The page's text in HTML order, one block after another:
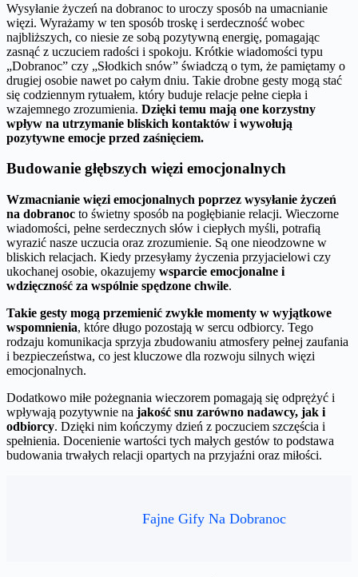
Wysyłanie życzeń na dobranoc to uroczy sposób na umacnianie
więzi. Wyrażamy w ten sposób troskę i serdeczność wobec
najbliższych, co niesie ze sobą pozytywną energię, pomagając
zasnąć z uczuciem radości i spokoju. Krótkie wiadomości typu
„Dobranoc” czy „Słodkich snów” świadczą o tym, że pamiętamy o
drugiej osobie nawet po całym dniu. Takie drobne gesty mogą stać
się codziennym rytuałem, który buduje relacje pełne ciepła i
wzajemnego zrozumienia. Dzięki temu mają one korzystny
wpływ na utrzymanie bliskich kontaktów i wywołują
pozytywne emocje przed zaśnięciem.
Budowanie głębszych więzi emocjonalnych
Wzmacnianie więzi emocjonalnych poprzez wysyłanie życzeń
na dobranoc to świetny sposób na pogłębianie relacji. Wieczorne
wiadomości, pełne serdecznych słów i ciepłych myśli, potrafią
wyrazić nasze uczucia oraz zrozumienie. Są one nieodzowne w
bliskich relacjach. Kiedy przesyłamy życzenia przyjacielowi czy
ukochanej osobie, okazujemy wsparcie emocjonalne i
wdzięczność za wspólnie spędzone chwile.
Takie gesty mogą przemienić zwykłe momenty w wyjątkowe
wspomnienia, które długo pozostają w sercu odbiorcy. Tego
rodzaju komunikacja sprzyja zbudowaniu atmosfery pełnej zaufania
i bezpieczeństwa, co jest kluczowe dla rozwoju silnych więzi
emocjonalnych.
Dodatkowo miłe pożegnania wieczorem pomagają się odprężyć i
wpływają pozytywnie na jakość snu zarówno nadawcy, jak i
odbiorcy. Dzięki nim kończymy dzień z poczuciem szczęścia i
spełnienia. Docenienie wartości tych małych gestów to podstawa
budowania trwałych relacji opartych na przyjaźni oraz miłości.
Fajne Gify Na Dobranoc